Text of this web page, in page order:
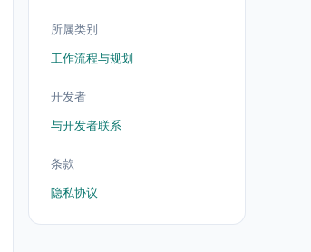
所属类别
工作流程与规划
开发者
与开发者联系
条款
隐私协议